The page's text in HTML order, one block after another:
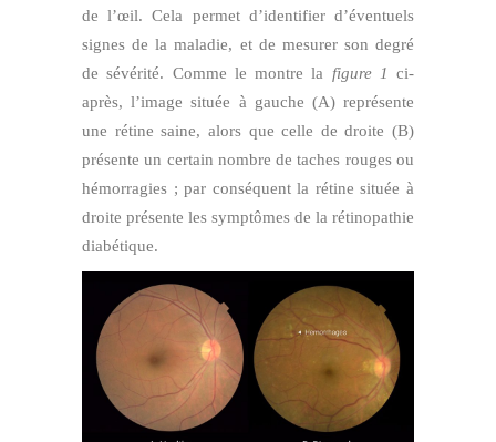
de l’œil. Cela permet d’identifier d’éventuels
signes de la maladie, et de mesurer son degré
de sévérité. Comme le montre la figure 1 ci-
après, l’image située à gauche (A) représente
une rétine saine, alors que celle de droite (B)
présente un certain nombre de taches rouges ou
hémorragies ; par conséquent la rétine située à
droite présente les symptômes de la rétinopathie
diabétique.